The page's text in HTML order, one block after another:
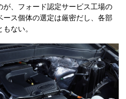
、フォード認定サービス工場の
ス個体の選定は厳密だし、各部
ない。